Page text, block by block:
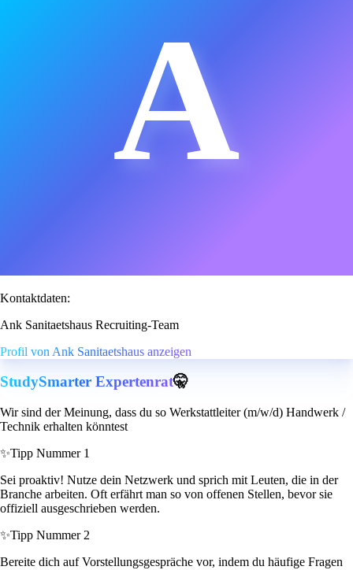
A
Kontaktdaten:
Ank Sanitaetshaus Recruiting-Team
Profil von Ank Sanitaetshaus anzeigen
StudySmarter Expertenrat🤫
Wir sind der Meinung, dass du so Werkstattleiter (m/w/d) Handwerk /
Technik erhalten könntest
✨Tipp Nummer 1
Sei proaktiv! Nutze dein Netzwerk und sprich mit Leuten, die in der
Branche arbeiten. Oft erfährt man so von offenen Stellen, bevor sie
offiziell ausgeschrieben werden.
✨Tipp Nummer 2
Bereite dich auf Vorstellungsgespräche vor, indem du häufige Fragen